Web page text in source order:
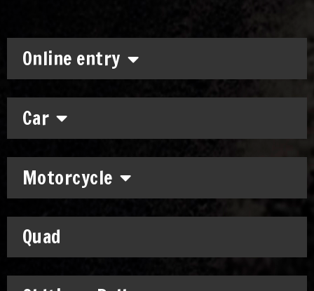
Online entry
Car
Motorcycle
Quad